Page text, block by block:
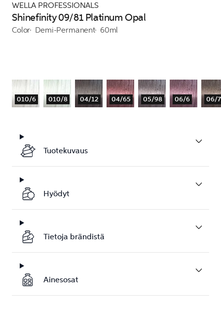
WELLA PROFESSIONALS
Shinefinity 09/81 Platinum Opal
Color Demi-Permanent 60ml
010/6 010/8 04/12 04/65 05/98 06/6 06/
Tuotekuvaus
Hyödyt
Tietoja brändistä
Ainesosat